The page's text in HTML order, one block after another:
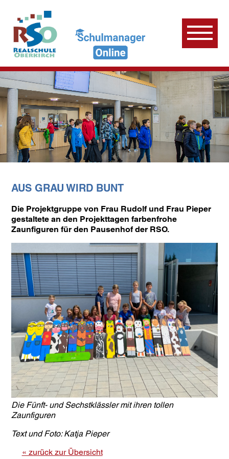
AUS GRAU WIRD BUNT
Die Projektgruppe von Frau Rudolf und Frau Pieper
gestaltete an den Projekttagen farbenfrohe
Zaunfiguren für den Pausenhof der RSO.
Die Fünft- und Sechstklässler mit ihren tollen
Zaunfiguren
Text und Foto: Katja Pieper
« zurück zur Übersicht